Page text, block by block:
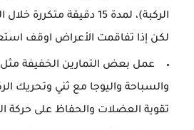
الركبة)، لمدة 15 دقيقة
لكن إذا تفاقمت الأعراض اوقف
عمل بعض التمارين الخفيفة مثل
والسباحة واليوجا مع ثني وتحريك
تقوية العضلات والحفاظ على حركة